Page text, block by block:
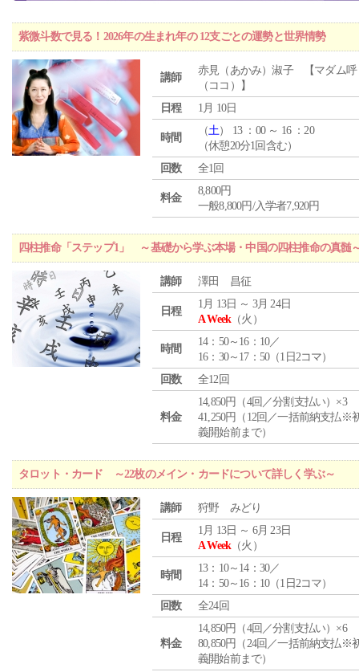
紫微斗数で見る！2026年の生まれ年の 12支ごとの運勢と世界情勢
講師
赤見（あかみ）淑子 【マダム呼
（ココ）】
日程
1月 10日
時間
（土） 13 ：00 ～ 16 ：20
（休憩20分1回含む）
回数
全1回
料金
8,800円
一般8,800円/入学者7,920円
四柱推命「ステップ1」 ～基礎から学ぶ本場・中国の四柱推命の真髄
講師 澤田 昌征
日程
1月 13日 ～ 3月 24日
A Week（火）
時間
14：50～16：10／
16：30～17：50（1日2コマ）
回数
全12回
料金
14,850円（4回／分割支払い）×3
41,250円（12回／一括前納支払※
義開始前まで）
タロット・カード ～22枚のメイン・カードについて詳しく学ぶ～
講師 狩野 みどり
日程
1月 13日 ～ 6月 23日
A Week（火）
時間
13：10～14：30／
14：50～16：10（1日2コマ）
回数
全24回
料金
14,850円（4回／分割支払い）×6
80,850円（24回／一括前納支払※
義開始前まで）